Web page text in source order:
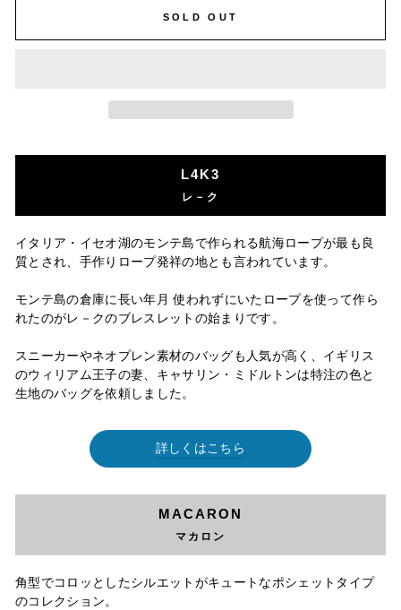
SOLD OUT
L4K3
レ－ク
イタリア・イセオ湖のモンテ島で作られる航海ロープが最も良
質とされ、手作りロープ発祥の地とも言われています。
モンテ島の倉庫に長い年月 使われずにいたロープを使って作ら
れたのがレ－クのブレスレットの始まりです。
スニーカーやネオプレン素材のバッグも人気が高く、イギリス
のウィリアム王子の妻、キャサリン・ミドルトンは特注の色と
生地のバッグを依頼しました。
詳しくはこちら
MACARON
マカロン
角型でコロッとしたシルエットがキュートなポシェットタイプ
のコレクション。